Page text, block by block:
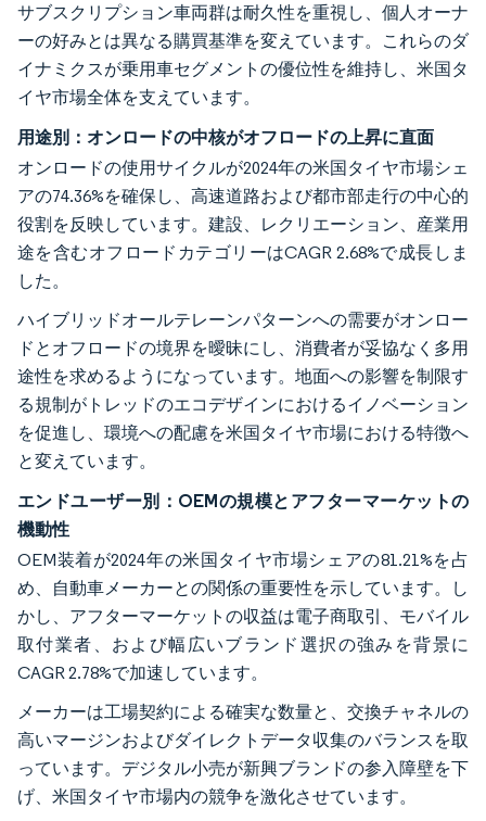
サブスクリプション車両群は耐久性を重視し、個人オーナ
ーの好みとは異なる購買基準を変えています。これらのダ
イナミクスが乗用車セグメントの優位性を維持し、米国タ
イヤ市場全体を支えています。
用途別：オンロードの中核がオフロードの上昇に直面
オンロードの使用サイクルが2024年の米国タイヤ市場シェ
アの74.36%を確保し、高速道路および都市部走行の中心的
役割を反映しています。建設、レクリエーション、産業用
途を含むオフロードカテゴリーはCAGR 2.68%で成長しま
した。
ハイブリッドオールテレーンパターンへの需要がオンロー
ドとオフロードの境界を曖昧にし、消費者が妥協なく多用
途性を求めるようになっています。地面への影響を制限す
る規制がトレッドのエコデザインにおけるイノベーション
を促進し、環境への配慮を米国タイヤ市場における特徴へ
と変えています。
エンドユーザー別：OEMの規模とアフターマーケットの
機動性
OEM装着が2024年の米国タイヤ市場シェアの81.21%を占
め、自動車メーカーとの関係の重要性を示しています。し
かし、アフターマーケットの収益は電子商取引、モバイル
取付業者、および幅広いブランド選択の強みを背景に
CAGR 2.78%で加速しています。
メーカーは工場契約による確実な数量と、交換チャネルの
高いマージンおよびダイレクトデータ収集のバランスを取
っています。デジタル小売が新興ブランドの参入障壁を下
げ、米国タイヤ市場内の競争を激化させています。